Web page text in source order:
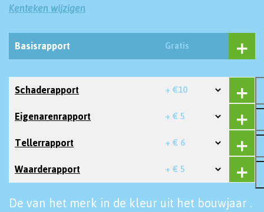
Kenteken wijzigen
Basisrapport Gratis
Schaderapport + €10
Eigenarenrapport + € 5
Tellerrapport + € 6
Waarderapport + € 5
De van het merk in de kleur uit het bouwjaar .